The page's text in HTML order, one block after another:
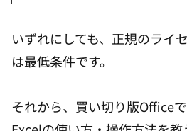
いずれにしても、正規のライ
は最低条件です。
それから、買い切り版Office